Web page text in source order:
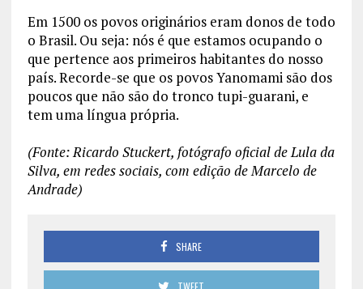
Em 1500 os povos originários eram donos de todo
o Brasil. Ou seja: nós é que estamos ocupando o
que pertence aos primeiros habitantes do nosso
país. Recorde-se que os povos Yanomami são dos
poucos que não são do tronco tupi-guarani, e
tem uma língua própria.
(Fonte: Ricardo Stuckert, fotógrafo oficial de Lula da
Silva, em redes sociais, com edição de Marcelo de
Andrade)
SHARE
TWEET